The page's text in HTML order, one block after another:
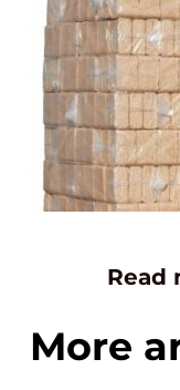
Read
More